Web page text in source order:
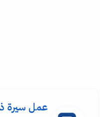
عمل سيرة